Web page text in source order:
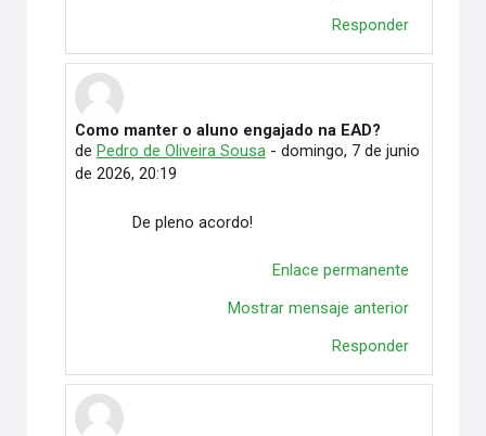
Responder
En respuesta a Vitória Duarte Wingert
Como manter o aluno engajado na EAD?
de Pedro de Oliveira Sousa- domingo, 7 de junio
de 2026, 20:19
De pleno acordo!
Enlace permanente
Mostrar mensaje anterior
Responder